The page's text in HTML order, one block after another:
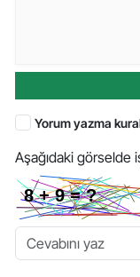
Yorum yazma
Aşağıdaki görselde